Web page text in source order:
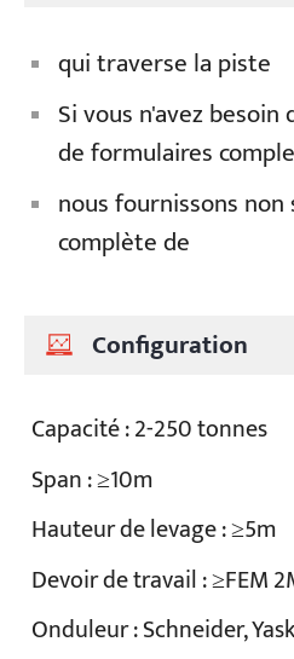
qui traverse la piste
Si vous n'avez
de formulaires
nous fournissons
complète de
Configuration
Capacité : 2-250 tonnes
Span : ≥10m
Hauteur de levage : ≥5m
Devoir de travail : ≥FEM
Onduleur : Schneider,